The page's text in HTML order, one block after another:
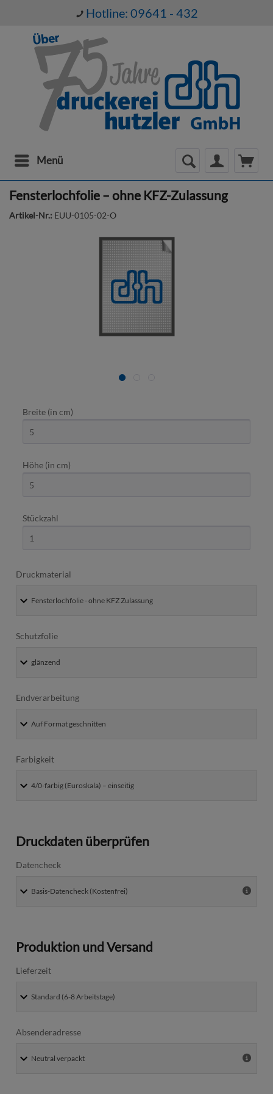
Hotline: 09641 - 432
Menü
Fensterlochfolie – ohne KFZ-Zulassung
Artikel-Nr.: EUU-0105-02-O
Breite (in cm)
Höhe (in cm)
Stückzahl
Druckmaterial
Schutzfolie
Endverarbeitung
Farbigkeit
Druckdaten überprüfen
Datencheck
Produktion und Versand
Lieferzeit
Absenderadresse